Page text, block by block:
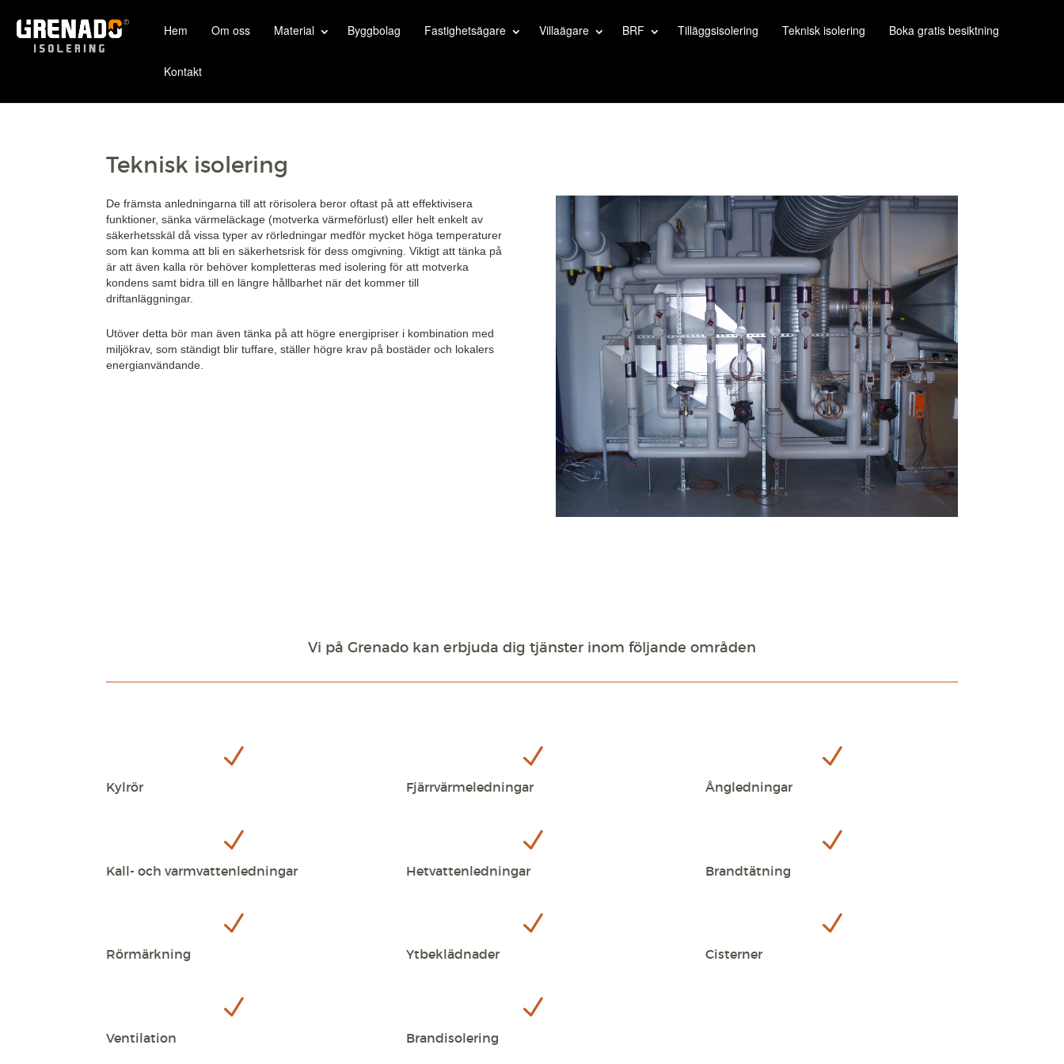
Hem Om oss Material Byggbolag Fastighetsägare Villaägare BRF Tilläggsisolering Teknisk isolering Boka gratis besiktning
Kontakt
Teknisk isolering
De främsta anledningarna till att rörisolera beror oftast på att effektivisera
funktioner, sänka värmeläckage (motverka värmeförlust) eller helt enkelt av
säkerhetsskäl då vissa typer av rörledningar medför mycket höga temperaturer
som kan komma att bli en säkerhetsrisk för dess omgivning. Viktigt att tänka på
är att även kalla rör behöver kompletteras med isolering för att motverka
kondens samt bidra till en längre hållbarhet när det kommer till
driftanläggningar.
Utöver detta bör man även tänka på att högre energipriser i kombination med
miljökrav, som ständigt blir tuffare, ställer högre krav på bostäder och lokalers
energianvändande.
Vi på Grenado kan erbjuda dig tjänster inom följande områden
N
Kylrör
N
Kall- och varmvattenledningar
N
Rörmärkning
N
Ventilation
N
Fjärrvärmeledningar
N
Hetvattenledningar
N
Ytbeklädnader
N
Brandisolering
N
Ångledningar
N
Brandtätning
N
Cisterner
Nödvändig
Dessa
cookies är
inte valfria.
De behövs
för att
webbplatsen
möjligt under
ditt besök.
vägrar dessa